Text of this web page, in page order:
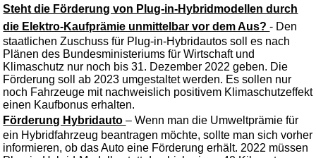
Steht die Förderung von Plug-in-Hybridmodellen durch
die Elektro-Kaufprämie unmittelbar vor dem Aus?- Den
staatlichen Zuschuss für Plug-in-Hybridautos soll es nach
Plänen des Bundesministeriums für Wirtschaft und
Klimaschutz nur noch bis 31. Dezember 2022 geben. Die
Förderung soll ab 2023 umgestaltet werden. Es sollen nur
noch Fahrzeuge mit nachweislich positivem Klimaschutzeffekt
einen Kaufbonus erhalten.
Förderung Hybridauto– Wenn man die Umweltprämie für
ein Hybridfahrzeug beantragen möchte, sollte man sich vorher
informieren, ob das Auto eine Förderung erhält. 2022 müssen